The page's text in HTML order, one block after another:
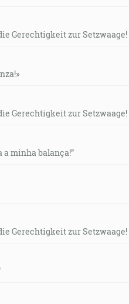
Gerechtigkeit zur Setzwaage!
Gerechtigkeit zur Setzwaage!
a minha balança!”
Gerechtigkeit zur Setzwaage!